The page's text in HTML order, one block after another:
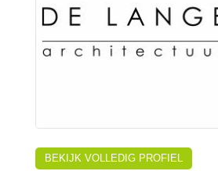
BEKIJK VOLLEDIG PROFIEL